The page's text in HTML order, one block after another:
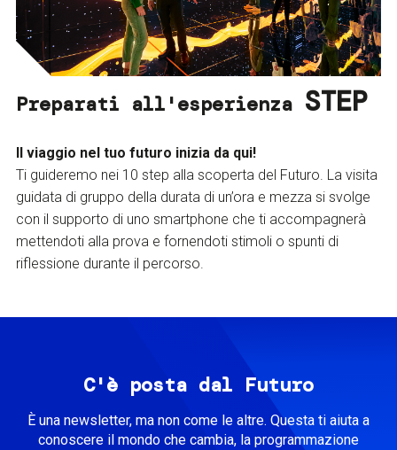
Preparati all'esperienza STEP
Il viaggio nel tuo futuro inizia da qui!
Ti guideremo nei 10 step alla scoperta del Futuro. La visita
guidata di gruppo della durata di un’ora e mezza si svolge
con il supporto di uno smartphone che ti accompagnerà
mettendoti alla prova e fornendoti stimoli o spunti di
riflessione durante il percorso.
C'è posta dal Futuro
È una newsletter, ma non come le altre. Questa ti aiuta a
conoscere il mondo che cambia, la programmazione